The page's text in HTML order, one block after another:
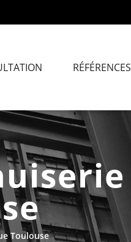
RÉFÉRENCES
Toulouse